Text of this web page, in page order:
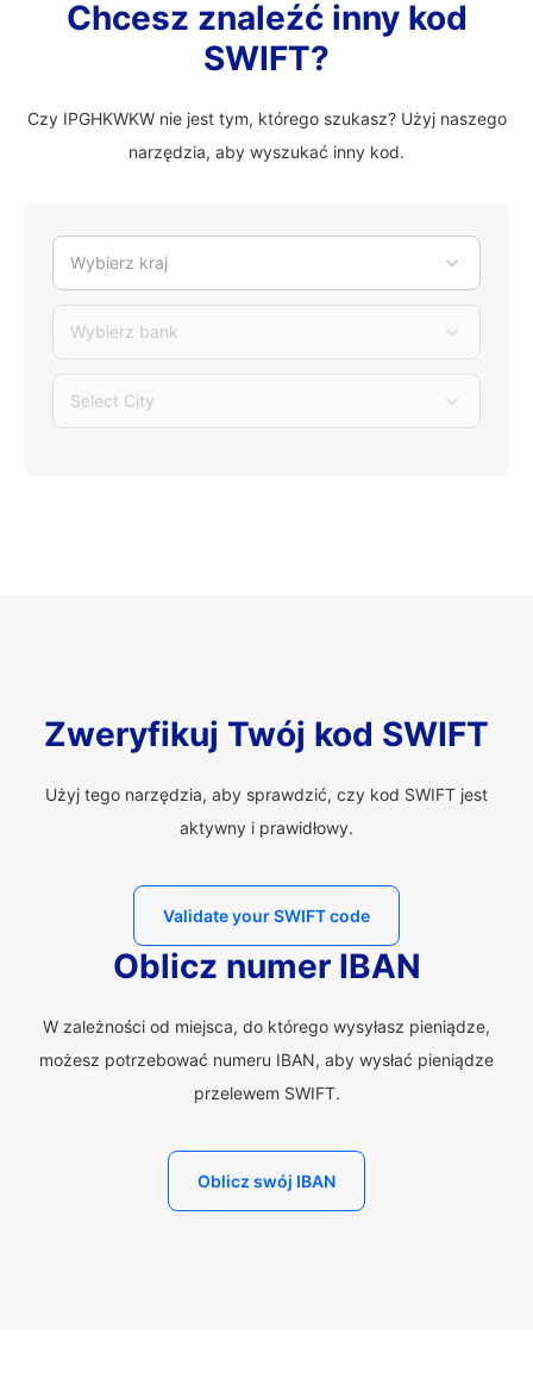
Chcesz znaleźć inny kod
SWIFT?
Czy IPGHKWKW nie jest tym, którego szukasz? Użyj naszego
narzędzia, aby wyszukać inny kod.
Wybierz kraj
Wybierz bank
Select City
Zweryfikuj Twój kod SWIFT
Użyj tego narzędzia, aby sprawdzić, czy kod SWIFT jest
aktywny i prawidłowy.
Validate your SWIFT code
Oblicz numer IBAN
W zależności od miejsca, do którego wysyłasz pieniądze,
możesz potrzebować numeru IBAN, aby wysłać pieniądze
przelewem SWIFT.
Oblicz swój IBAN